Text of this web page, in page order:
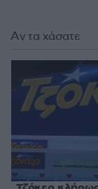
Αν τα χάσατε